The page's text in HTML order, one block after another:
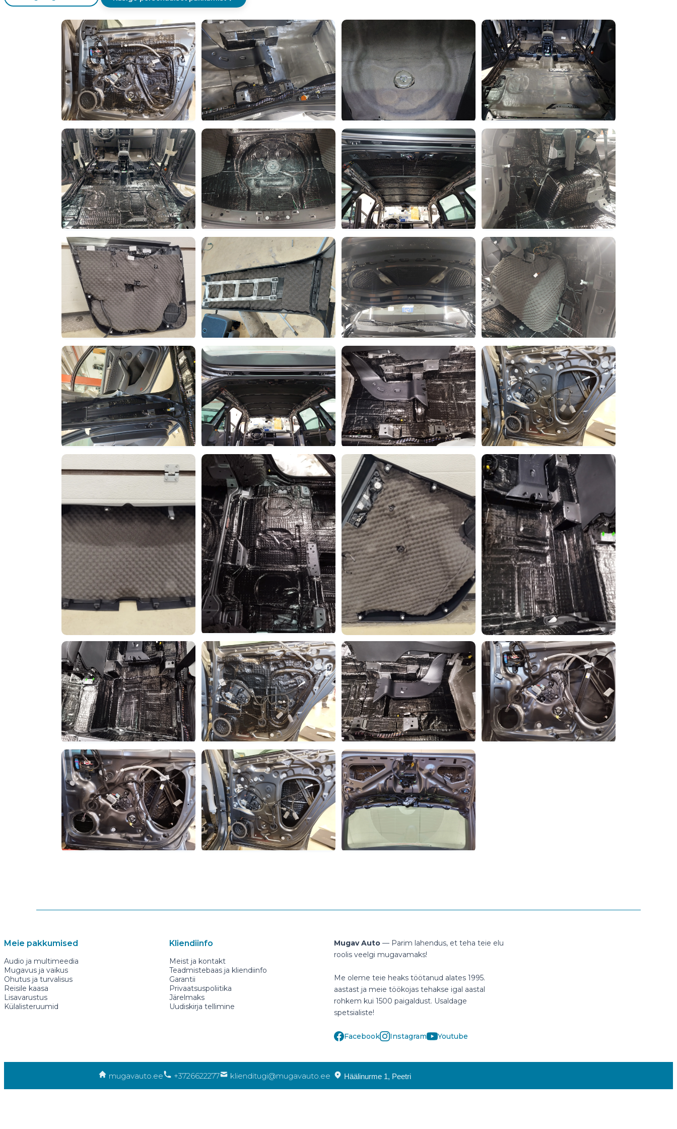
Meie pakkumised
Audio ja multimeedia
Mugavus ja vaikus
Ohutus ja turvalisus
Reisile kaasa
Lisavarustus
Külalisteruumid
Kliendiinfo
Meist ja kontakt
Teadmistebaas ja kliendiinfo
Garantii
Privaatsuspoliitika
Järelmaks
Uudiskirja tellimine
Mugav Auto — Parim lahendus, et teha teie elu
roolis veelgi mugavamaks!
Me oleme teie heaks töötanud alates 1995.
aastast ja meie töökojas tehakse igal aastal
rohkem kui 1500 paigaldust. Usaldage
spetsialiste!
Facebook Instagram Youtube
mugavauto.ee +3726622277 klienditugi@mugavauto.ee Häälinurme 1, Peetri